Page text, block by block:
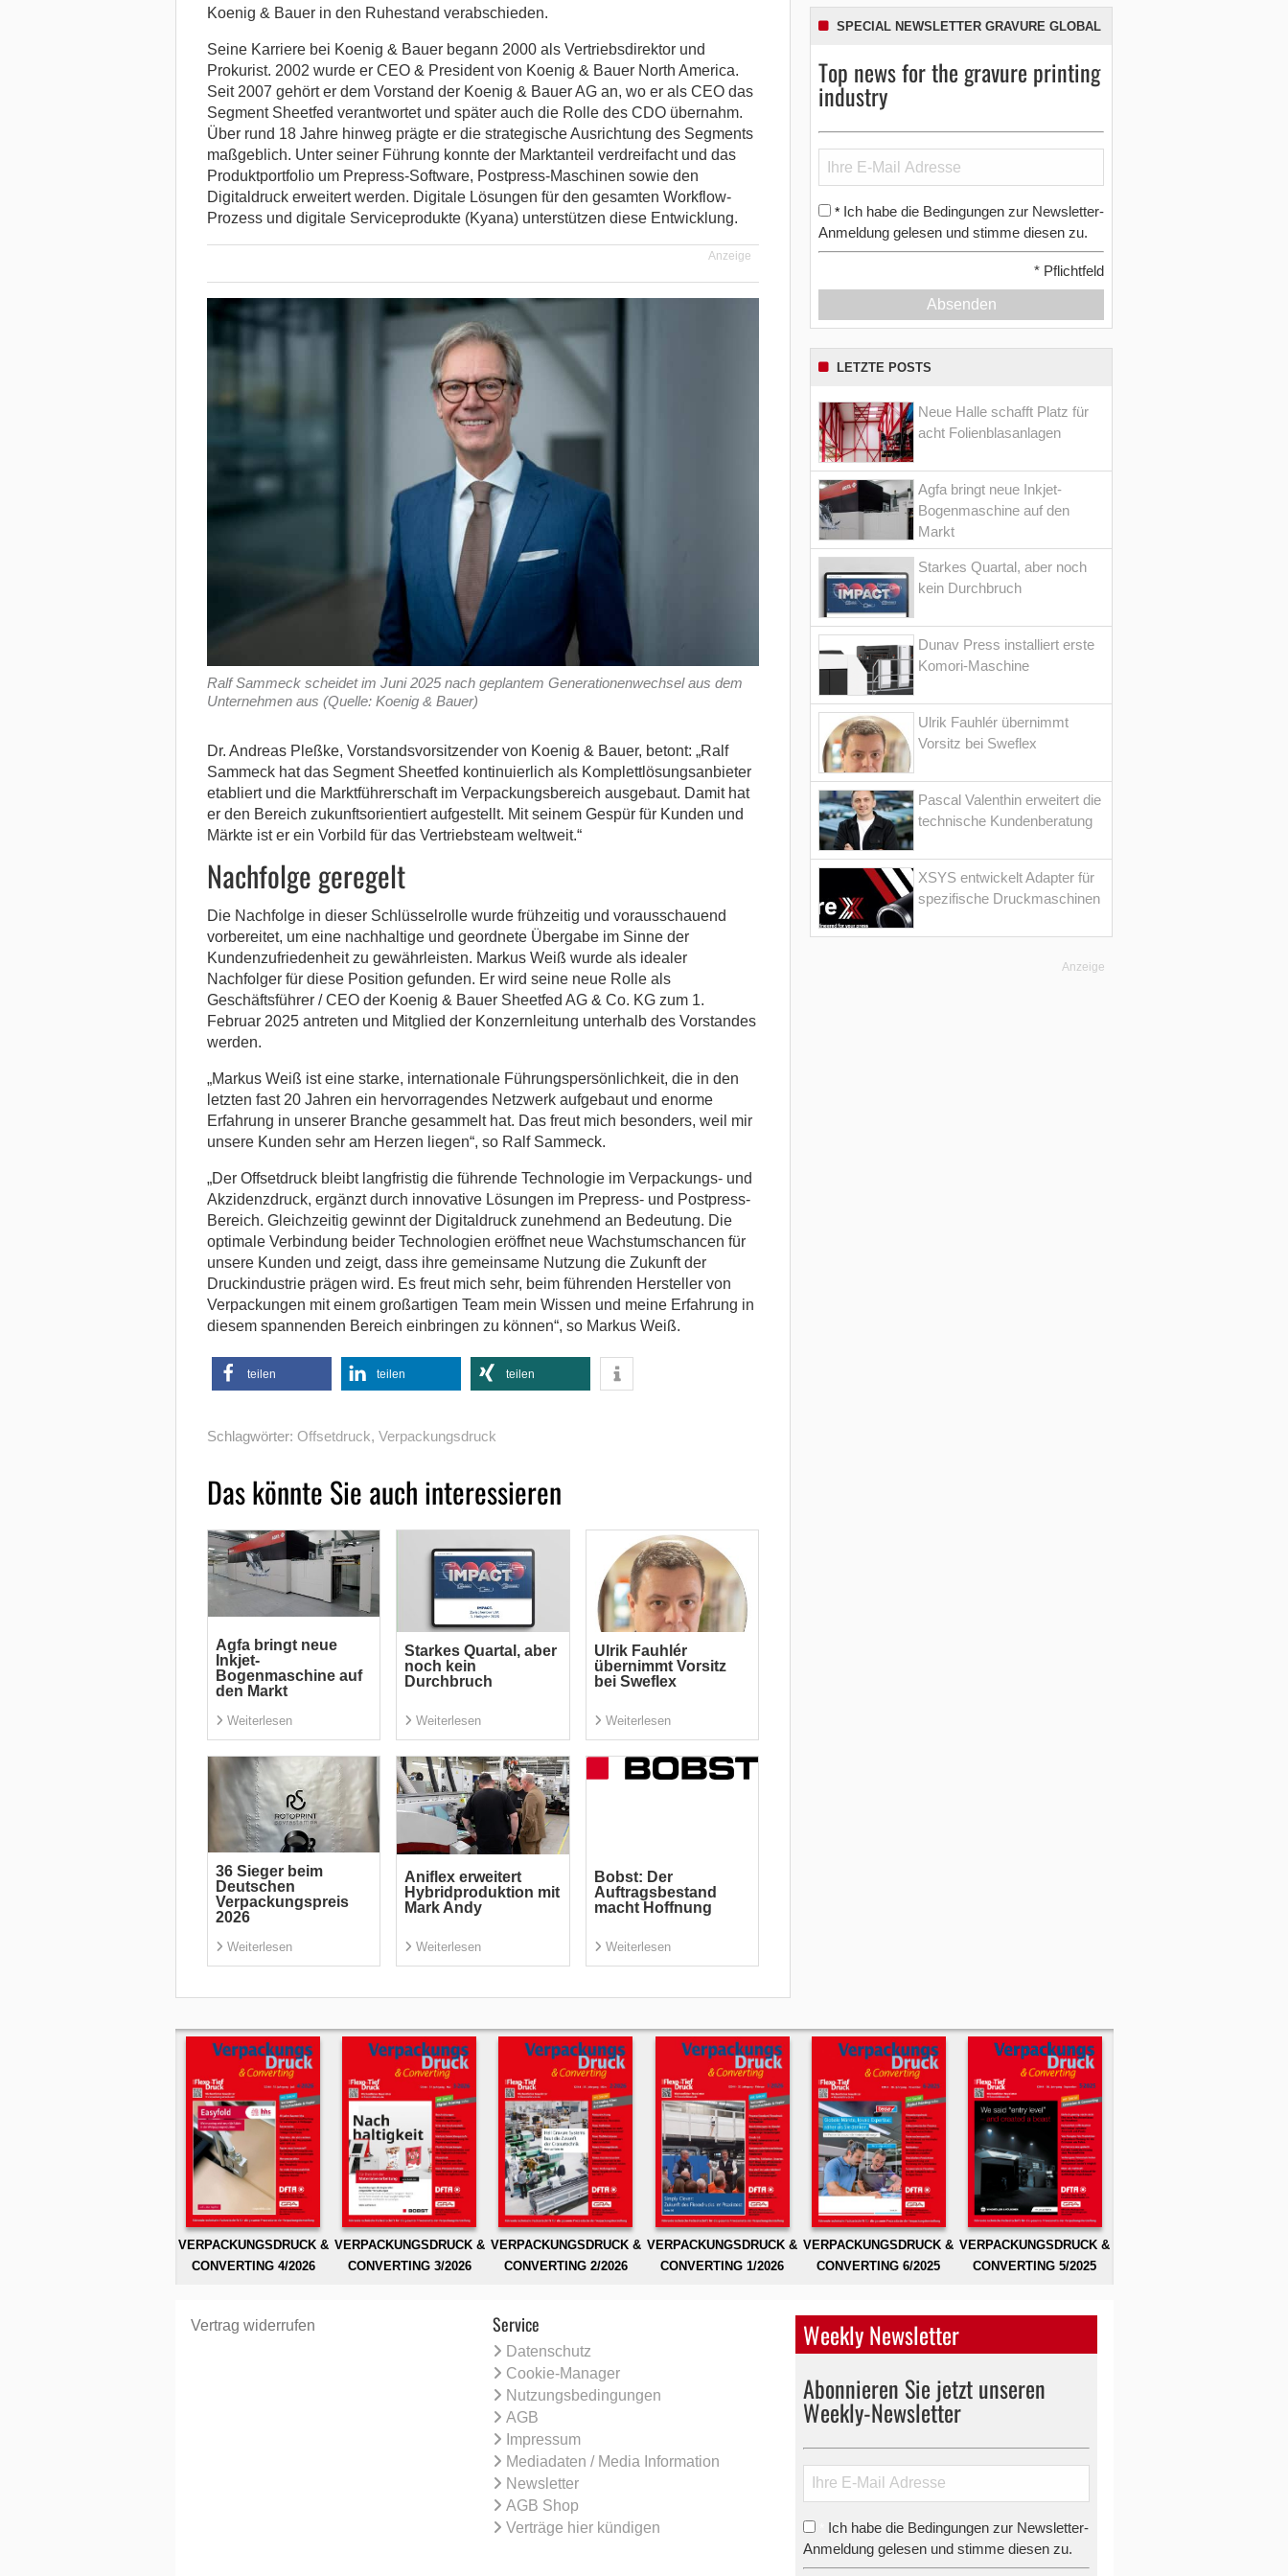
Koenig & Bauer in den Ruhestand verabschieden.
Seine Karriere bei Koenig & Bauer begann 2000 als Vertriebsdirektor und
Prokurist. 2002 wurde er CEO & President von Koenig & Bauer North America.
Seit 2007 gehört er dem Vorstand der Koenig & Bauer AG an, wo er als CEO das
Segment Sheetfed verantwortet und später auch die Rolle des CDO übernahm.
Über rund 18 Jahre hinweg prägte er die strategische Ausrichtung des Segments
maßgeblich. Unter seiner Führung konnte der Marktanteil verdreifacht und das
Produktportfolio um Prepress-Software, Postpress-Maschinen sowie den
Digitaldruck erweitert werden. Digitale Lösungen für den gesamten Workflow-
Prozess und digitale Serviceprodukte (Kyana) unterstützen diese Entwicklung.
Anzeige
Ralf Sammeck scheidet im Juni 2025 nach geplantem Generationenwechsel aus dem
Unternehmen aus (Quelle: Koenig & Bauer)
Dr. Andreas Pleßke, Vorstandsvorsitzender von Koenig & Bauer, betont: „Ralf
Sammeck hat das Segment Sheetfed kontinuierlich als Komplettlösungsanbieter
etabliert und die Marktführerschaft im Verpackungsbereich ausgebaut. Damit hat
er den Bereich zukunftsorientiert aufgestellt. Mit seinem Gespür für Kunden und
Märkte ist er ein Vorbild für das Vertriebsteam weltweit.“
Nachfolge geregelt
Die Nachfolge in dieser Schlüsselrolle wurde frühzeitig und vorausschauend
vorbereitet, um eine nachhaltige und geordnete Übergabe im Sinne der
Kundenzufriedenheit zu gewährleisten. Markus Weiß wurde als idealer
Nachfolger für diese Position gefunden. Er wird seine neue Rolle als
Geschäftsführer / CEO der Koenig & Bauer Sheetfed AG & Co. KG zum 1.
Februar 2025 antreten und Mitglied der Konzernleitung unterhalb des Vorstandes
werden.
„Markus Weiß ist eine starke, internationale Führungspersönlichkeit, die in den
letzten fast 20 Jahren ein hervorragendes Netzwerk aufgebaut und enorme
Erfahrung in unserer Branche gesammelt hat. Das freut mich besonders, weil mir
unsere Kunden sehr am Herzen liegen“, so Ralf Sammeck.
„Der Offsetdruck bleibt langfristig die führende Technologie im Verpackungs- und
Akzidenzdruck, ergänzt durch innovative Lösungen im Prepress- und Postpress-
Bereich. Gleichzeitig gewinnt der Digitaldruck zunehmend an Bedeutung. Die
optimale Verbindung beider Technologien eröffnet neue Wachstumschancen für
unsere Kunden und zeigt, dass ihre gemeinsame Nutzung die Zukunft der
Druckindustrie prägen wird. Es freut mich sehr, beim führenden Hersteller von
Verpackungen mit einem großartigen Team mein Wissen und meine Erfahrung in
diesem spannenden Bereich einbringen zu können“, so Markus Weiß.
teilen teilen teilen
Schlagwörter: Offsetdruck, Verpackungsdruck
Das könnte Sie auch interessieren
Agfa bringt neue
Inkjet-
Bogenmaschine auf
den Markt
Weiterlesen
Starkes Quartal, aber
noch kein
Durchbruch
Weiterlesen
Ulrik Fauhlér
übernimmt Vorsitz
bei Sweflex
Weiterlesen
36 Sieger beim
Deutschen
Verpackungspreis
2026
Weiterlesen
Aniflex erweitert
Hybridproduktion mit
Mark Andy
Weiterlesen
Bobst: Der
Auftragsbestand
macht Hoffnung
Weiterlesen
SPECIAL NEWSLETTER GRAVURE GLOBAL
Top news for the gravure printing
industry
* Ich habe die Bedingungen zur Newsletter-
Anmeldung gelesen und stimme diesen zu.
* Pflichtfeld
Absenden
LETZTE POSTS
Neue Halle schafft Platz für
acht Folienblasanlagen
Agfa bringt neue Inkjet-
Bogenmaschine auf den
Markt
Starkes Quartal, aber noch
kein Durchbruch
Dunav Press installiert erste
Komori-Maschine
Ulrik Fauhlér übernimmt
Vorsitz bei Sweflex
Pascal Valenthin erweitert die
technische Kundenberatung
XSYS entwickelt Adapter für
spezifische Druckmaschinen
Anzeige
VERPACKUNGSDRUCK &
CONVERTING 4/2026
VERPACKUNGSDRUCK &
CONVERTING 3/2026
VERPACKUNGSDRUCK &
CONVERTING 2/2026
VERPACKUNGSDRUCK &
CONVERTING 1/2026
VERPACKUNGSDRUCK &
CONVERTING 6/2025
VERPACKUNGSDRUCK &
CONVERTING 5/2025
Vertrag widerrufen Service
Datenschutz
Cookie-Manager
Nutzungsbedingungen
AGB
Impressum
Mediadaten / Media Information
Newsletter
AGB Shop
Verträge hier kündigen
Weekly Newsletter
Abonnieren Sie jetzt unseren
Weekly-Newsletter
Ich habe die Bedingungen zur Newsletter-
Anmeldung gelesen und stimme diesen zu.